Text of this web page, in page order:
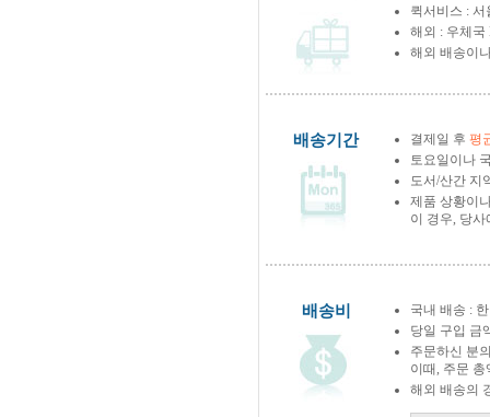
퀵서비스 :
해외 : 우체국
해외 배송이
배송기간 결제일 후 평
토요일이나
도서/산간 지
제품 상황이
이 경우, 당
배송비
국내 배송 :
당일 구입 금
주문하신 분
이때, 주문
해외 배송의